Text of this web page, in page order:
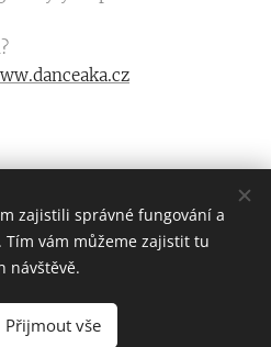
16, Brno 602 00
vyhrazena 2026
Webnode
zajistili správné fungování a
vám můžeme zajistit tu
návštěvě.
Přijmout vše